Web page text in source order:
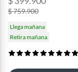
$ 759.900
Llega mañana
Retira mañana